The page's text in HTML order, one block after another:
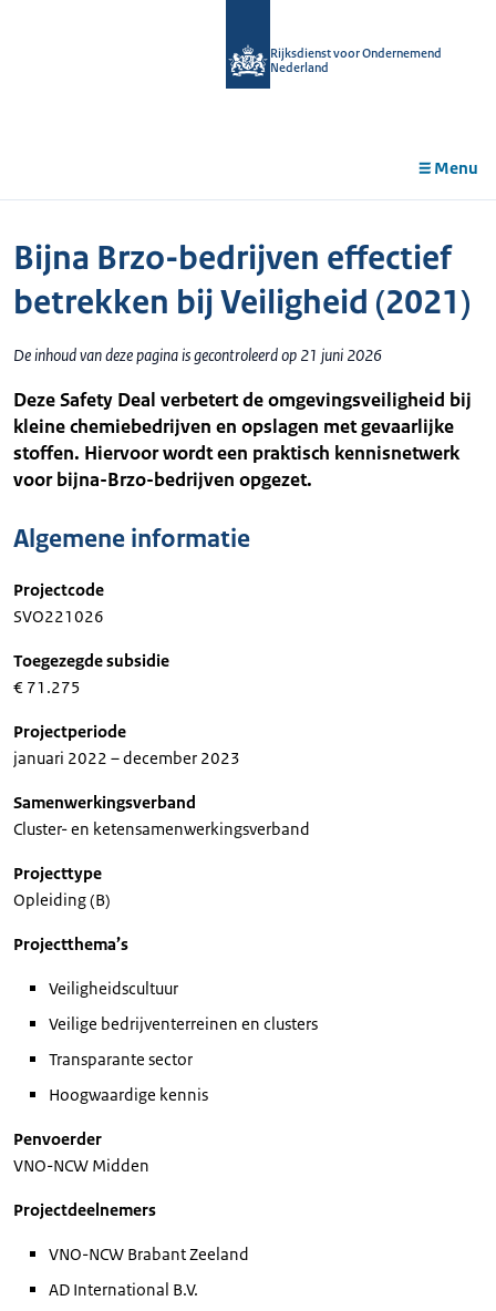
Rijksdienst voor Ondernemend
Nederland
Menu
Bijna Brzo-bedrijven effectief
betrekken bij Veiligheid (2021)
De inhoud van deze pagina is gecontroleerd op 21 juni 2026
Deze Safety Deal verbetert de omgevingsveiligheid bij
kleine chemiebedrijven en opslagen met gevaarlijke
stoffen. Hiervoor wordt een praktisch kennisnetwerk
voor bijna-Brzo-bedrijven opgezet.
Algemene informatie
Projectcode
SVO221026
Toegezegde subsidie
€ 71.275
Projectperiode
januari 2022 – december 2023
Samenwerkingsverband
Cluster- en ketensamenwerkingsverband
Projecttype
Opleiding (B)
Projectthema’s
Veiligheidscultuur
Veilige bedrijventerreinen en clusters
Transparante sector
Hoogwaardige kennis
Penvoerder
VNO-NCW Midden
Projectdeelnemers
VNO-NCW Brabant Zeeland
AD International B.V.